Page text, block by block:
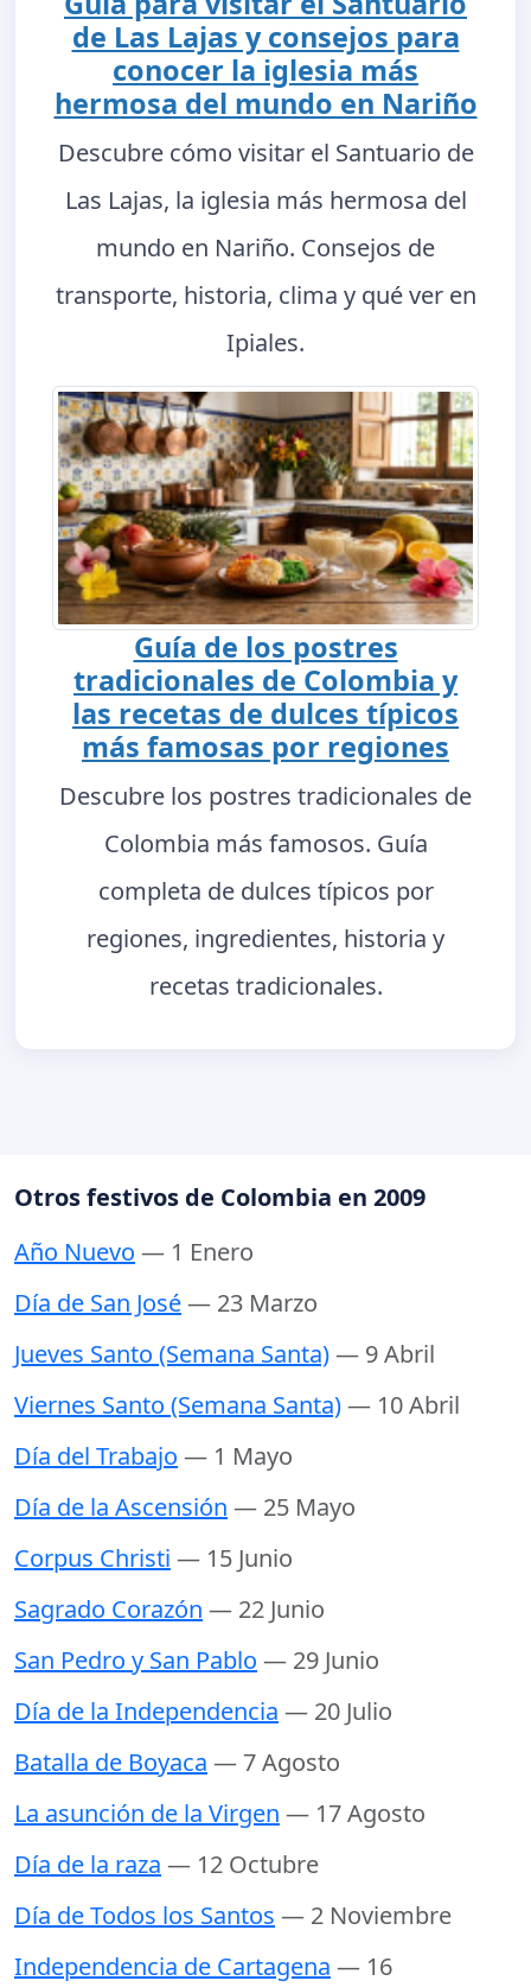
de Las Lajas y consejos para
conocer la iglesia más
hermosa del mundo en Nariño
Descubre cómo visitar el Santuario de
Las Lajas, la iglesia más hermosa del
mundo en Nariño. Consejos de
transporte, historia, clima y qué ver en
Ipiales.
Guía de los postres
tradicionales de Colombia y
las recetas de dulces típicos
más famosas por regiones
Descubre los postres tradicionales de
Colombia más famosos. Guía
completa de dulces típicos por
regiones, ingredientes, historia y
recetas tradicionales.
Otros festivos de Colombia en 2009
Año Nuevo — 1 Enero
Día de San José— 23 Marzo
Jueves Santo (Semana Santa)— 9 Abril
Viernes Santo (Semana Santa)— 10 Abril
Día del Trabajo — 1 Mayo
Día de la Ascensión — 25 Mayo
Corpus Christi — 15 Junio
Sagrado Corazón — 22 Junio
San Pedro y San Pablo — 29 Junio
Día de la Independencia — 20 Julio
Batalla de Boyaca — 7 Agosto
La asunción de la Virgen — 17 Agosto
Día de la raza — 12 Octubre
Día de Todos los Santos — 2 Noviembre
Independencia de Cartagena — 16